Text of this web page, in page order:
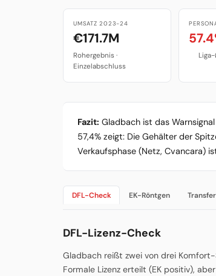
UMSATZ 2023-24
€171.7M
Rohergebnis ·
Einzelabschluss
Liga-
Fazit: Gladbach ist das
57,4% zeigt: Die Gehälter der
Verkaufsphase (Netz, Cvancara)
DFL-Check EK-Röntgen
DFL-Lizenz-Check
Gladbach reißt zwei von drei
Formale Lizenz erteilt (EK positiv),